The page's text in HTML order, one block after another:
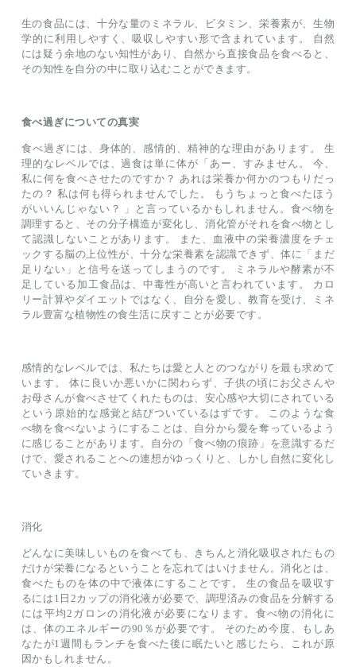
生の食品には、十分な量のミネラル、ビタミン、栄養素が、生物
学的に利用しやすく、吸収しやすい形で含まれています。 自然
には疑う余地のない知性があり、自然から直接食品を食べると、
その知性を自分の中に取り込むことができます。
食べ過ぎについての真実
食べ過ぎには、身体的、感情的、精神的な理由があります。 生
理的なレベルでは、過食は単に体が「あー、すみません。 今、
私に何を食べさせたのですか？ あれは栄養か何かのつもりだっ
たの？ 私は何も得られませんでした。 もうちょっと食べたほう
がいいんじゃない？ 」と言っているかもしれません。食べ物を
調理すると、その分子構造が変化し、消化管がそれを食べ物とし
て認識しないことがあります。 また、血液中の栄養濃度をチェ
ックする脳の上位性が、十分な栄養素を認識できず、体に「まだ
足りない」と信号を送ってしまうのです。 ミネラルや酵素が不
足している加工食品は、中毒性が高いと言われています。 カロ
リー計算やダイエットではなく、自分を愛し、教育を受け、ミネ
ラル豊富な植物性の食生活に戻すことが必要です。
感情的なレベルでは、私たちは愛と人とのつながりを最も求めて
います。 体に良いか悪いかに関わらず、子供の頃にお父さんや
お母さんが食べさせてくれたものは、安心感や大切にされている
という原始的な感覚と結びついているはずです。 このような食
べ物を食べないようにすることは、自分から愛を奪っているよう
に感じることがあります。自分の「食べ物の痕跡」を意識するだ
けで、愛されることへの連想がゆっくりと、しかし自然に変化し
ていきます。
消化
どんなに美味しいものを食べても、きちんと消化吸収されたもの
だけが栄養になるということを忘れてはいけません。消化とは、
食べたものを体の中で液体にすることです。 生の食品を吸収す
るには1日2カップの消化液が必要で、調理済みの食品を分解する
には平均2ガロンの消化液が必要になります。食べ物の消化に
は、体のエネルギーの90％が必要です。 そのため今度、もしあ
なたが1週間もランチを食べた後に眠たいと感じたら、これが原
因かもしれません。